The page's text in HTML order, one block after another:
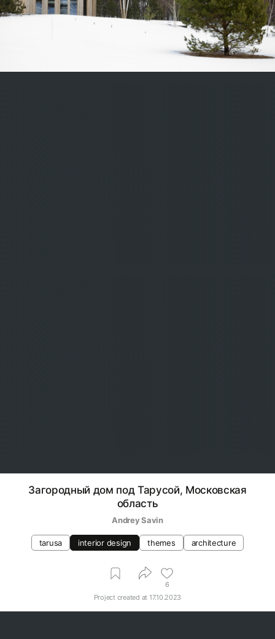
Загородный дом под Тарусой, Московская
область
Andrey Savin
tarusa interior design themes architecture
6
Project created at 17.10.2023